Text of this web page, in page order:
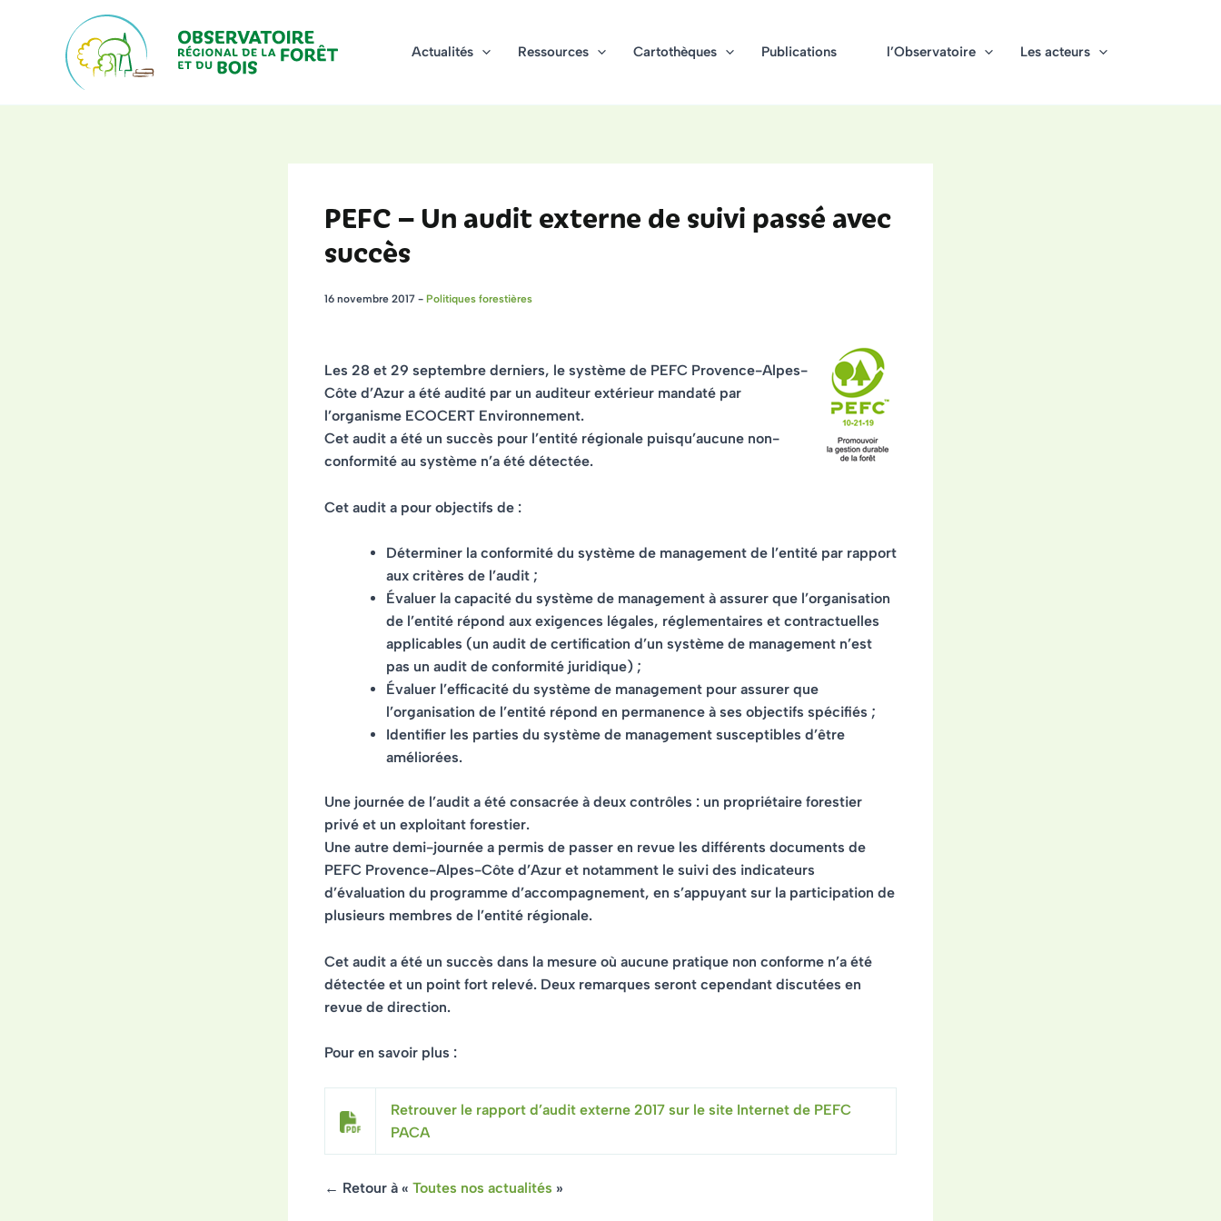
Actualités Ressources Cartothèques Publications l’Observatoire Les acteurs
PEFC – Un audit externe de suivi passé avec
succès
16 novembre 2017 - Politiques forestières
Les 28 et 29 septembre derniers, le système de PEFC Provence-Alpes-
Côte d’Azur a été audité par un auditeur extérieur mandaté par
l’organisme ECOCERT Environnement.
Cet audit a été un succès pour l’entité régionale puisqu’aucune non-
conformité au système n’a été détectée.
Cet audit a pour objectifs de :
Déterminer la conformité du système de management de l’entité par rapport
aux critères de l’audit ;
Évaluer la capacité du système de management à assurer que l’organisation
de l’entité répond aux exigences légales, réglementaires et contractuelles
applicables (un audit de certification d’un système de management n’est
pas un audit de conformité juridique) ;
Évaluer l’efficacité du système de management pour assurer que
l’organisation de l’entité répond en permanence à ses objectifs spécifiés ;
Identifier les parties du système de management susceptibles d’être
améliorées.
Une journée de l’audit a été consacrée à deux contrôles : un propriétaire forestier
privé et un exploitant forestier.
Une autre demi-journée a permis de passer en revue les différents documents de
PEFC Provence-Alpes-Côte d’Azur et notamment le suivi des indicateurs
d’évaluation du programme d’accompagnement, en s’appuyant sur la participation de
plusieurs membres de l’entité régionale.
Cet audit a été un succès dans la mesure où aucune pratique non conforme n’a été
détectée et un point fort relevé. Deux remarques seront cependant discutées en
revue de direction.
Pour en savoir plus :
Retrouver le rapport d’audit externe 2017 sur le site Internet de PEFC
PACA
← Retour à « Toutes nos actualités »